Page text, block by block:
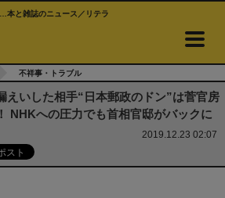
本と雑誌のニュース／リテラ
不祥事・トラブル
えいした相手“日本郵政のドン”は菅官房
NHKへの圧力でも首相官邸がバックに
2019.12.23 02:07